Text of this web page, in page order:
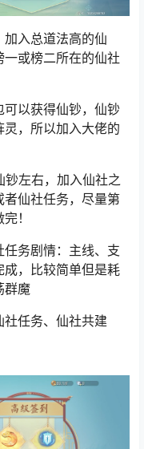
入总道法高的仙
或榜二所在的仙社
以获得仙钞，仙钞
，所以加入大佬的
钞左右，加入仙社之
仙社任务，尽量第
！
务剧情：主线、支
，比较简单但是耗
群魔
任务、仙社共建